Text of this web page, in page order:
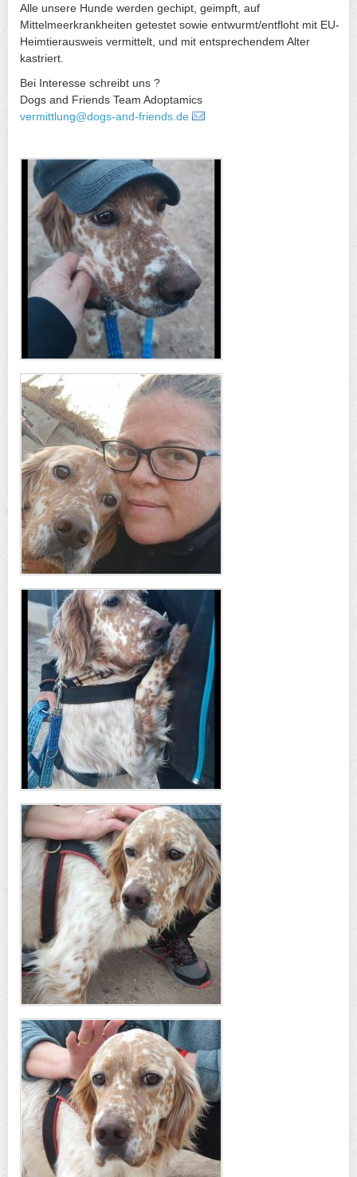
Alle unsere Hunde werden gechipt, geimpft, auf
Mittelmeerkrankheiten getestet sowie entwurmt/entfloht mit EU-
Heimtierausweis vermittelt, und mit entsprechendem Alter
kastriert.
Bei Interesse schreibt uns ?
Dogs and Friends Team Adoptamics
vermittlung@dogs-and-friends.de